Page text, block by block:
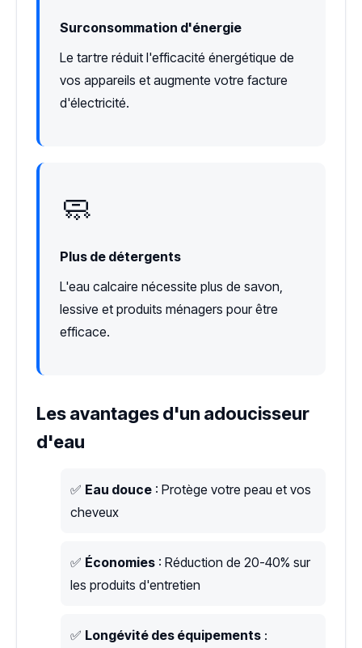
Surconsommation d'énergie
Le tartre réduit l'efficacité énergétique de
vos appareils et augmente votre facture
d'électricité.
🧼
Plus de détergents
L'eau calcaire nécessite plus de savon,
lessive et produits ménagers pour être
efficace.
Les avantages d'un adoucisseur
d'eau
✅ Eau douce : Protège votre peau et vos
cheveux
✅ Économies : Réduction de 20-40% sur
les produits d'entretien
✅ Longévité des équipements :